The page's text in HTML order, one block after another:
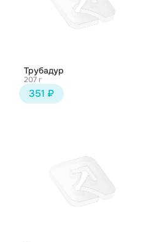
Трубадур
207 г
351 ₽